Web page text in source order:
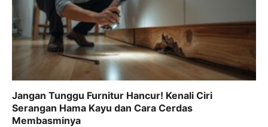
Jangan Tunggu Furnitur Hancur! Kenali Ciri
Serangan Hama Kayu dan Cara Cerdas
Membasminya